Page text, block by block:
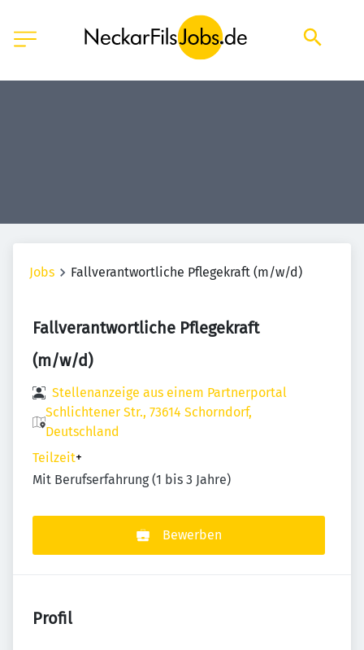
Jobs Fallverantwortliche Pflegekraft (m/w/d)
Fallverantwortliche Pflegekraft
(m/w/d)
Stellenanzeige aus einem Partnerportal
Schlichtener Str., 73614 Schorndorf,
Deutschland
Teilzeit+
Mit Berufserfahrung (1 bis 3 Jahre)
Bewerben
Profil